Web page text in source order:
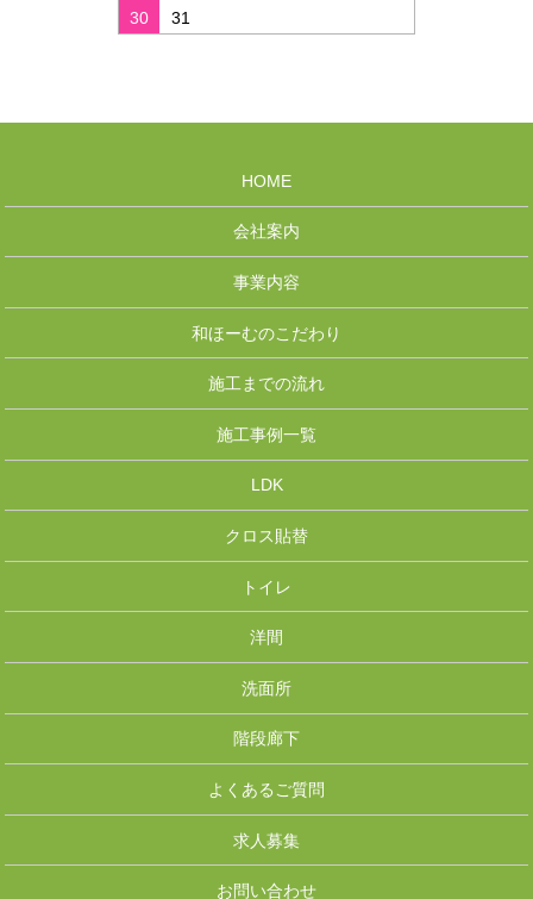
30
31
HOME
会社案内
事業内容
和ほーむのこだわり
施工までの流れ
施工事例一覧
LDK
クロス貼替
トイレ
洋間
洗面所
階段廊下
よくあるご質問
求人募集
お問い合わせ